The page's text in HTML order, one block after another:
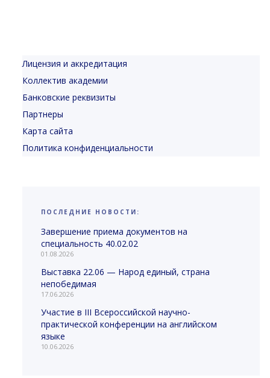
Лицензия и аккредитация
Коллектив академии
Банковские реквизиты
Партнеры
Карта сайта
Политика конфиденциальности
ПОСЛЕДНИЕ НОВОСТИ:
Завершение приема документов на
специальность 40.02.02
01.08.2026
Выставка 22.06 — Народ единый, страна
непобедимая
17.06.2026
Участие в III Всероссийской научно-
практической конференции на английском
языке
10.06.2026